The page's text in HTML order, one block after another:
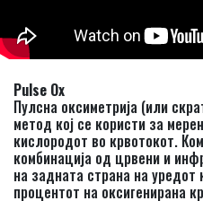
Pulse Ox
Пулсна оксиметрија (или
метод кој се користи за
кислородот во крвотокот.
комбинација од црвени и
на задната страна на
процентот на оксигенирана